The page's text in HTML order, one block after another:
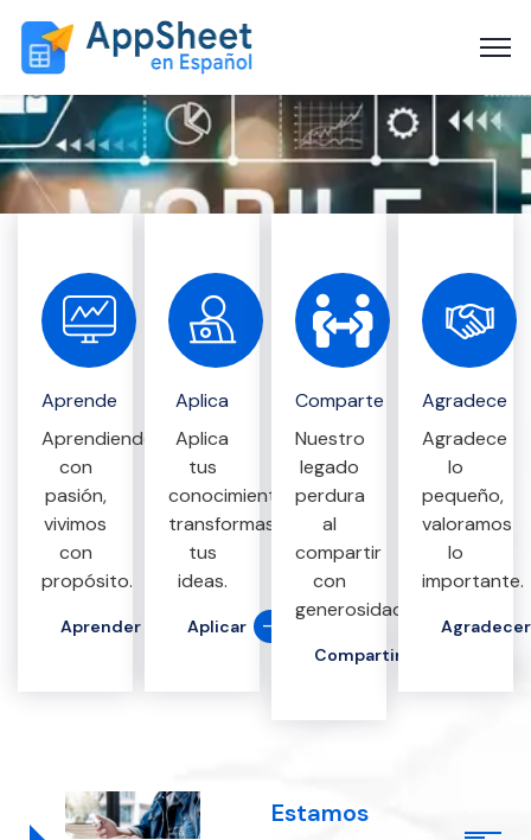
Aprende
Aprendiendo
con
pasión,
vivimos
con
propósito.
Aprender
Aplica
Aplica
tus
conocimientos,
transformas
tus
ideas.
Aplicar
Comparte
Nuestro
legado
perdura
al
compartir
con
generosidad.
Compartir
Agradece
Agradece
lo
pequeño,
valoramos
lo
importante.
Agradecer
Estamos